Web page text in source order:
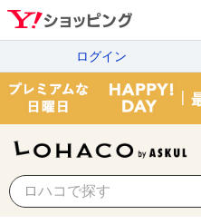
ログイン